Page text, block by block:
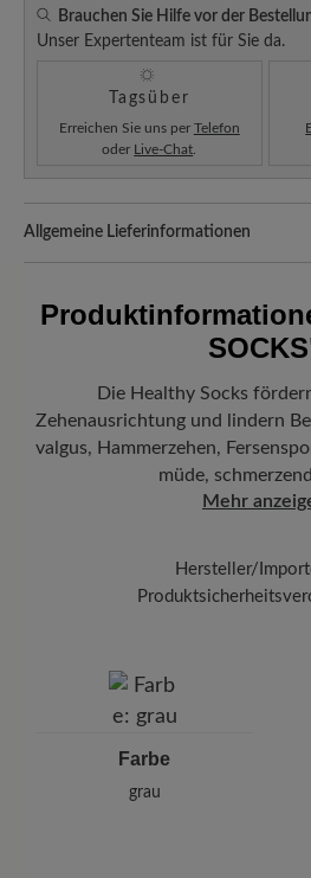
Brauchen Sie Hilfe vor der
Unser Expertenteam ist für Sie da.
Tagsüber
Erreichen Sie uns per Telefon
oder Live-Chat
Allgemeine Lieferinformationen
hinzugefügt – unabhängig vom
Freuen Sie sich auf Ihr Paket!Sobald
Mit der beigefügten Sendungsnummer
nachverfolgen, wo sich Ihr neues BÄR
befindet.
Die Healthy Socks
Zehenausrichtung und lindern
valgus, Hammerzehen,
müde,
Mehr
Hersteller/
Cibulkova 925, 33901
E-Mail: info@pro-
Farbe
grau